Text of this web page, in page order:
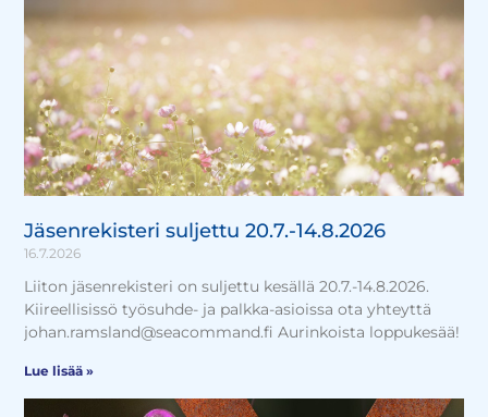
Jäsenrekisteri suljettu 20.7.-14.8.2026
16.7.2026
Liiton jäsenrekisteri on suljettu kesällä 20.7.-14.8.2026.
Kiireellisissö työsuhde- ja palkka-asioissa ota yhteyttä
johan.ramsland@seacommand.fi Aurinkoista loppukesää!
Lue lisää »